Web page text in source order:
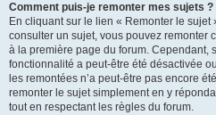
Comment puis-je remonter mes sujets ?
En cliquant sur le lien « Remonter le sujet
consulter un sujet, vous pouvez remonter
à la première page du forum. Cependant,
fonctionnalité a peut-être été désactivée
les remontées n’a peut-être pas encore
remonter le sujet simplement en y
tout en respectant les règles du forum.